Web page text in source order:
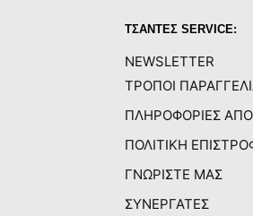
ΤΣΑΝΤΕΣ SERVICE:
NEWSLETTER
ΤΡΟΠΟΙ
ΠΛΗΡΟΦΟΡΙΕΣ
ΠΟΛΙΤΙΚΗ
ΓΝΩΡΙΣΤΕ ΜΑΣ
ΣΥΝΕΡΓΑΤΕΣ